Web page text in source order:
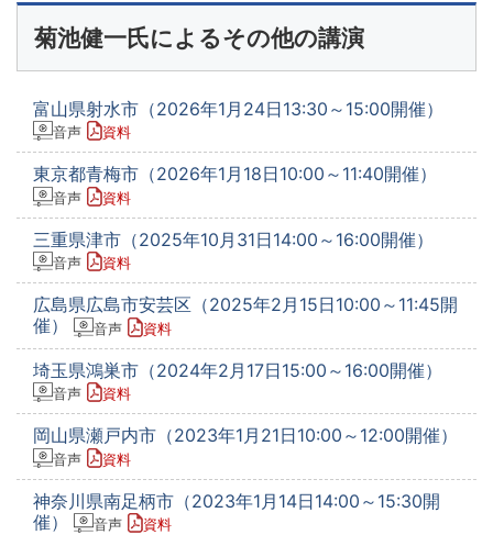
菊池健一氏によるその他の講演
富山県射水市（2026年1月24日13:30～15:00開催）
音声 資料
東京都青梅市（2026年1月18日10:00～11:40開催）
音声 資料
三重県津市（2025年10月31日14:00～16:00開催）
音声 資料
広島県広島市安芸区（2025年2月15日10:00～11:45開
催）
音声 資料
埼玉県鴻巣市（2024年2月17日15:00～16:00開催）
音声 資料
岡山県瀬戸内市（2023年1月21日10:00～12:00開催）
音声 資料
神奈川県南足柄市（2023年1月14日14:00～15:30開
催）
音声 資料